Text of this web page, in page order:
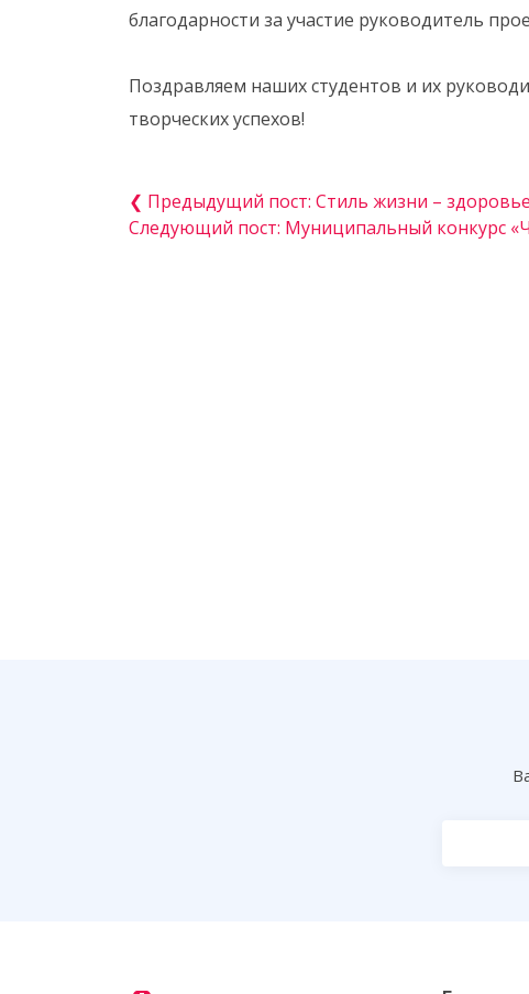
благодарности за участие руководитель
Поздравляем наших студентов и их
творческих успехов!
❮ Предыдущий пост: Стиль жизни –
Следующий пост: Муниципальный конкурс